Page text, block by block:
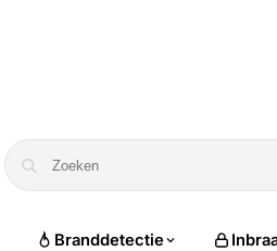
Branddetectie